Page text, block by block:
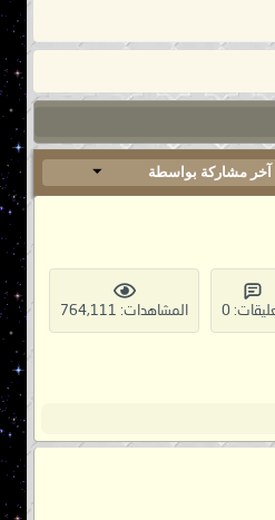
آخر مشاركة بواسطة
0 المشاهدات: 764,111